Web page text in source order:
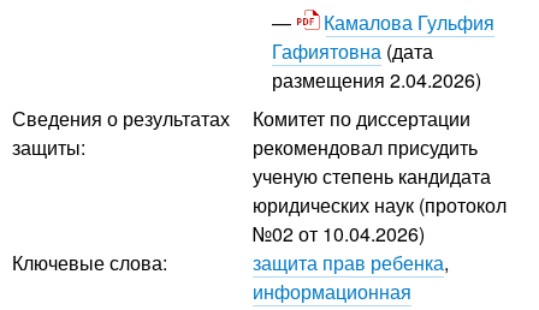
Камалова Гульфия
Гафиятовна (дата
размещения 2.04.2026)
Сведения о результатах
защиты:
Комитет по диссертации
рекомендовал присудить
ученую степень кандидата
юридических наук (протокол
№02 от 10.04.2026)
Ключевые слова:
защита прав ребенка,
информационная